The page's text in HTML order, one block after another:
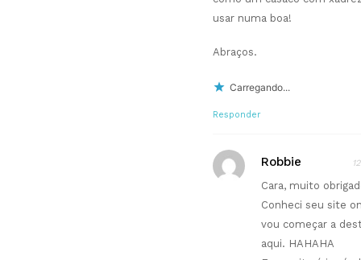
usar numa boa!
Abraços.
Carregando...
Responder
Robbie
Cara, muito
Conheci seu site
vou começar a
aqui. HAHAHA